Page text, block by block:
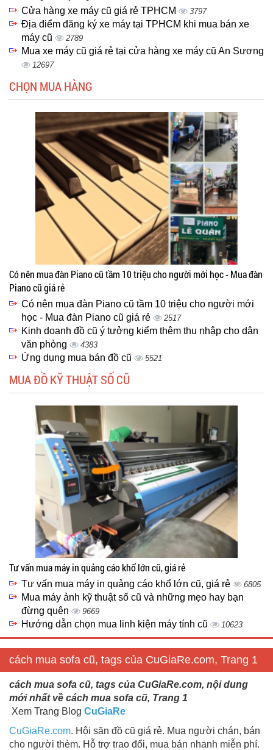
Cửa hàng xe máy cũ giá rẻ TPHCM 3797
Địa điểm đăng ký xe máy tại TPHCM khi mua bán xe
máy cũ
2789
Mua xe máy cũ giá rẻ tại cửa hàng xe máy cũ An Sương
12697
CHỌN MUA HÀNG
Có nên mua đàn Piano cũ tầm 10 triệu cho người mới học - Mua đàn
Piano cũ giá rẻ
Có nên mua đàn Piano cũ tầm 10 triệu cho người mới
học - Mua đàn Piano cũ giá rẻ
2517
Kinh doanh đồ cũ ý tưởng kiểm thêm thu nhập cho dân
văn phòng
4383
Ứng dụng mua bán đồ cũ 5521
MUA ĐỒ KỸ THUẬT SỐ CŨ
Tư vấn mua máy in quảng cáo khổ lớn cũ, giá rẻ
Tư vấn mua máy in quảng cáo khổ lớn cũ, giá rẻ 6805
Mua máy ảnh kỹ thuật số cũ và những mẹo hay bạn
đừng quên
9669
Hướng dẫn chọn mua linh kiện máy tính cũ 10623
cách mua sofa cũ, tags của CuGiaRe.com, Trang 1
cách mua sofa cũ, tags của CuGiaRe.com, nội dung
mới nhất về cách mua sofa cũ, Trang 1
Xem Trang Blog CuGiaRe
CuGiaRe.com. Hội săn đồ cũ giá rẻ. Mua người chán, bán
cho người thèm. Hỗ trợ trao đổi, mua bán nhanh miễn phí.